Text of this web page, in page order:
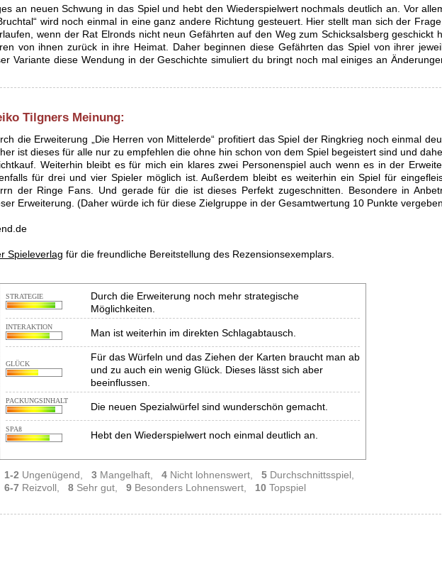
an neuen Schwung in das Spiel und hebt den Wiederspielwert nochmals deutlich an. Vor
wird noch einmal in eine ganz andere Richtung gesteuert. Hier stellt man sich der
wenn der Rat Elronds nicht neun Gefährten auf den Weg zum Schicksalsberg geschickt
von ihnen zurück in ihre Heimat. Daher beginnen diese Gefährten das Spiel von ihrer
Variante diese Wendung in der Geschichte simuliert du bringt noch mal einiges an
Tilgners Meinung:
die Erweiterung „Die Herren von Mittelerde“ profitiert das Spiel der Ringkrieg noch einmal
ist dieses für alle nur zu empfehlen die ohne hin schon von dem Spiel begeistert sind und
Weiterhin bleibt es für mich ein klares zwei Personenspiel auch wenn es in der
für drei und vier Spieler möglich ist. Außerdem bleibt es weiterhin ein Spiel für
der Ringe Fans. Und gerade für die ist dieses Perfekt zugeschnitten. Besondere in
Erweiterung. (Daher würde ich für diese Zielgruppe in der Gesamtwertung 10 Punkte
Spieleverlag für die freundliche Bereitstellung des Rezensionsexemplars.
STRATEGIE
Durch die Erweiterung noch mehr strategische
Möglichkeiten.
INTERAKTION
Man ist weiterhin im direkten Schlagabtausch.
GLÜCK
Für das Würfeln und das Ziehen der Karten braucht man ab
und zu auch ein wenig Glück. Dieses lässt sich aber
beeinflussen.
PACKUNGSINHALT
Die neuen Spezialwürfel sind wunderschön gemacht.
SPAß
Hebt den Wiederspielwert noch einmal deutlich an.
1-2 Ungenügend, 3 Mangelhaft, 4 Nicht lohnenswert, 5 Durchschnittsspiel,
6-7 Reizvoll, 8 Sehr gut, 9 Besonders Lohnenswert, 10 Topspiel